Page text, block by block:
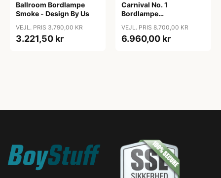
Ballroom Bordlampe
Smoke - Design By Us
VEJL. PRIS 3.790,00 KR
3.221,50 kr
Carnival No. 1
Bordlampe
Design By Us
VEJL. PRIS 8.700,00 KR
6.960,00 kr